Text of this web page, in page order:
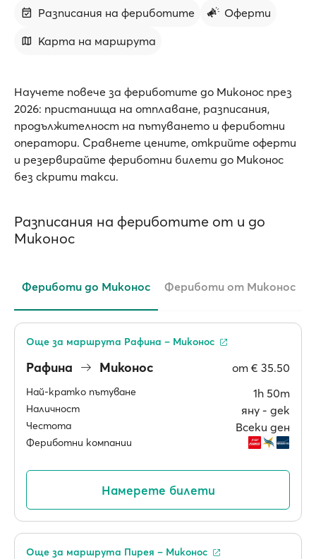
Разписания на фериботите
Оферти
Карта на маршрута
Научете повече за фериботите до Миконос през
2026: пристанища на отплаване, разписания,
продължителност на пътуването и фериботни
оператори. Сравнете цените, открийте оферти
и резервирайте фериботни билети до Миконос
без скрити такси.
Разписания на фериботите от и до
Миконос
Фериботи до Миконос Фериботи от Миконос
Рафина Миконос от € 35.50
Най-кратко пътуване 1h 50m
Наличност яну ‐ дек
Честота Всеки ден
Фериботни компании
Още за маршрута Рафина – Миконос
Намерете билети
Още за маршрута Пирея – Миконос